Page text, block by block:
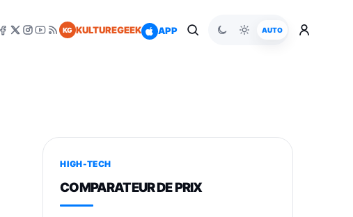
KG KULTUREGEEK APP AUTO
HIGH-TECH
COMPARATEUR DE PRIX